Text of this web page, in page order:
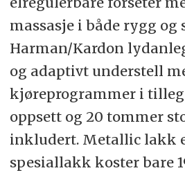
massasje i både rygg og
Harman/Kardon
og adaptivt understell
kjøreprogrammer i
oppsett og 20 tommer
inkludert. Metallic lakk
spesiallakk koster bare